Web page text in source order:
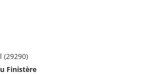
(29290)
Finistère